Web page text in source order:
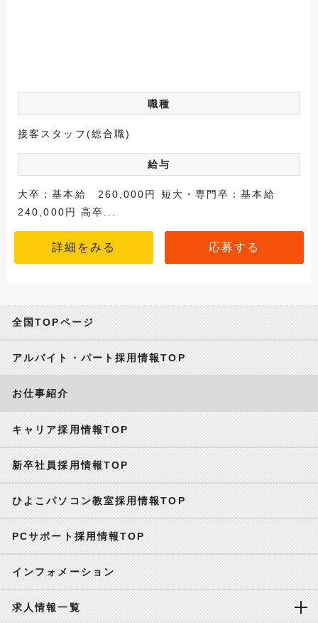
職種
接客スタッフ(総合職)
給与
大卒：基本給 260,000円 短大・専門卒：基本給
240,000円 高卒...
詳細をみる 応募する
全国TOPページ
アルバイト・パート採用情報TOP
お仕事紹介
キャリア採用情報TOP
新卒社員採用情報TOP
ひよこパソコン教室採用情報TOP
PCサポート採用情報TOP
インフォメーション
求人情報一覧